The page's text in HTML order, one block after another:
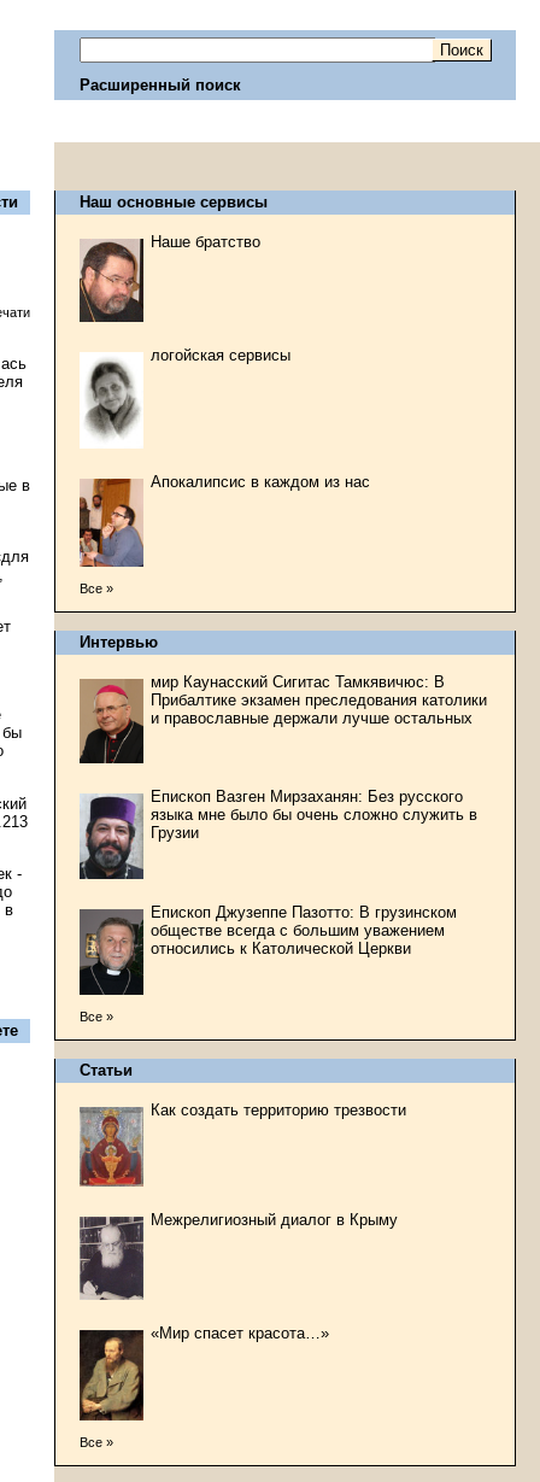
Расширенный поиск
в
бы
-
в
Наш основные сервисы
Наше братство
логойская сервисы
Апокалипсис в каждом из нас
Все »
Интервью
мир Каунасский Сигитас Тамкявичюс: В
Прибалтике экзамен преследования католики
и православные держали лучше остальных
Епископ Вазген Мирзаханян: Без русского
языка мне было бы очень сложно служить в
Грузии
Епископ Джузеппе Пазотто: В грузинском
обществе всегда с большим уважением
относились к Католической Церкви
Все »
Статьи
Как создать территорию трезвости
Межрелигиозный диалог в Крыму
«Мир спасет красота…»
Все »